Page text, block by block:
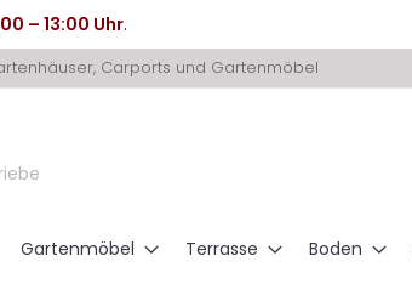
– 13:00 Uhr.
Carports und Gartenmöbel
Gartenmöbel Terrasse Boden